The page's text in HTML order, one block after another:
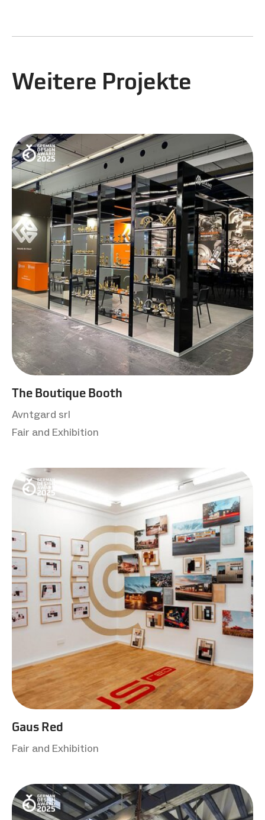
Weitere Projekte
The Boutique Booth
Avntgard srl
Fair and Exhibition
Gaus Red
Fair and Exhibition